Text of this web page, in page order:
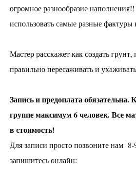
Шерстная акварель
Создание мозаики из
Предметы интерьера на
аренда
Ваш праздник
КОНТАКТЫ
огромное разнообразие
использовать самые разные фактуры
Мастер расскажет как создать грунт,
правильно пересаживать и
Запись и предоплата обязательна.
группе максимум 6 человек. Все
в стоимость!
Для записи просто позвоните нам
запишитесь онлайн: